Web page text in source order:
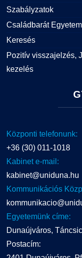
Szabályzatok
Családbarát Egyetem
Keresés
Pozitív visszajelzés,
kezelés
Központi telefonunk:
+36 (30) 011-1018
Kabinet e-mail:
kabinet@uniduna.hu
Kommunikációs
Egyetemünk címe:
Dunaújváros,
Postacím: